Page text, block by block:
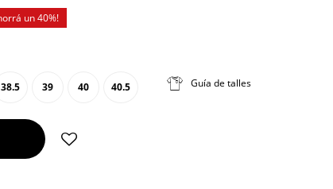
40
38.5 39 40 40.5 Guía de talles